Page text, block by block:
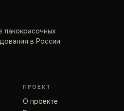
лакокрасочных
в России,
ПРОЕКТ
О проекте